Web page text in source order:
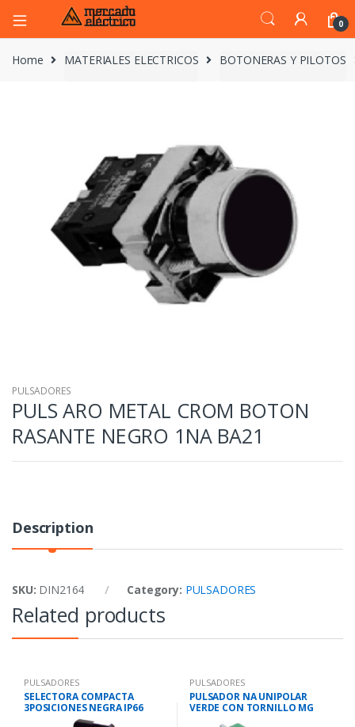
0
Home MATERIALES ELECTRICOS BOTONERAS Y PILOTOS
PULSADORES
PULS ARO METAL CROM BOTON
RASANTE NEGRO 1NA BA21
Description
SKU: DIN2164 Category: PULSADORES
Related products
PULSADORES
SELECTORA COMPACTA
3POSICIONES NEGRA IP66
22MM 1NA+1NA
PULSADORES
PULSADOR NA UNIPOLAR
VERDE CON TORNILLO MG